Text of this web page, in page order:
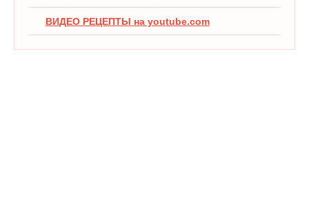
ВИДЕО РЕЦЕПТЫ на youtube.com